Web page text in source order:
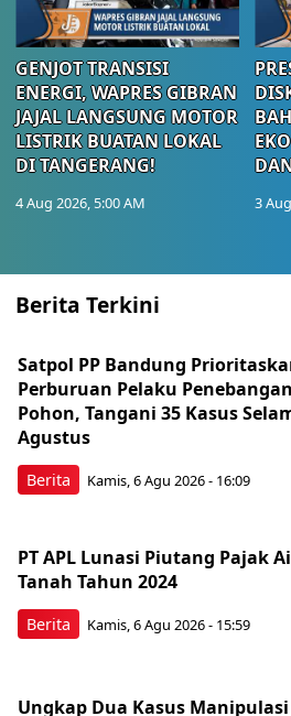
GENJOT TRANSISI
ENERGI, WAPRES GIBRAN
JAJAL LANGSUNG MOTOR
LISTRIK BUATAN LOKAL
DI TANGERANG!
4 Aug 2026, 5:00 AM 3
Berita Terkini
Berita
Satpol PP Bandung
Perburuan Pelaku Penebangan
Pohon, Tangani 35 Kasus
Agustus
Kamis, 6 Agu 2026 - 16:09
Berita
PT APL Lunasi Piutang Pajak
Tanah Tahun 2024
Kamis, 6 Agu 2026 - 15:59
Ungkap Dua Kasus